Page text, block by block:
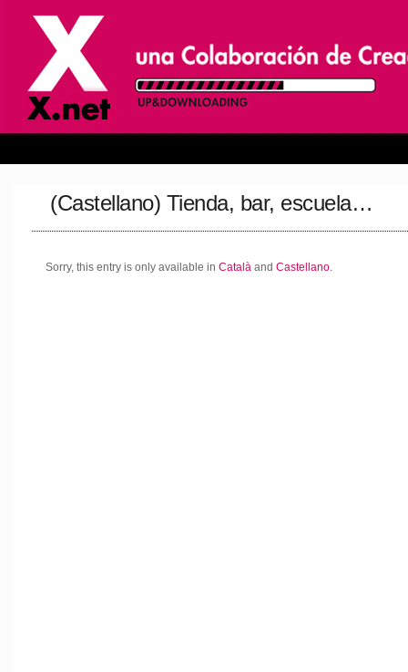
(Castellano) Tienda, bar, escuela…
Sorry, this entry is only available in Català and Castellano.